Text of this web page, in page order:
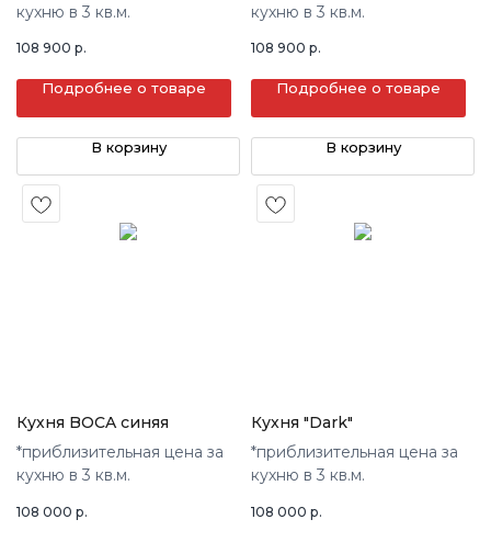
кухню в 3 кв.м.
108 900 р.
Подробнее о товаре
В корзину
кухню в 3 кв.м.
108 900 р.
Подробнее о товаре
В корзину
Кухня BOCA синяя
*приблизительная цена за
кухню в 3 кв.м.
108 000 р.
Кухня "Dark"
*приблизительная цена за
кухню в 3 кв.м.
108 000 р.